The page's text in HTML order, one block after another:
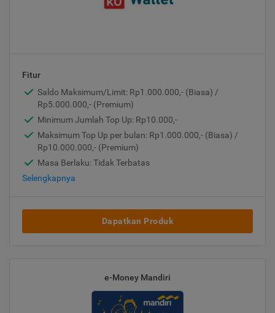
Fitur
Saldo Maksimum/Limit: Rp1.000.000,- (Biasa) /
Rp5.000.000,- (Premium)
Minimum Jumlah Top Up: Rp10.000,-
Maksimum Top Up per bulan: Rp1.000.000,- (Biasa) /
Rp10.000.000,- (Premium)
Masa Berlaku: Tidak Terbatas
Selengkapnya
Dapatkan Produk
e-Money Mandiri